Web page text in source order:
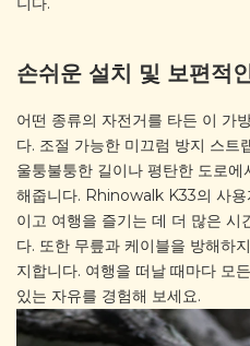
손쉬운 설치 및 보편적
어떤 종류의 자전거를 타든 이 가
다. 조절 가능한 미끄럼 방지 스트
울퉁불퉁한 길이나 평탄한 도로
해줍니다. Rhinowalk K33의 사
이고 여행을 즐기는 데 더 많은 시
다. 또한 무릎과 케이블을 방해하
지합니다. 여행을 떠날 때마다 모
있는 자유를 경험해 보세요.